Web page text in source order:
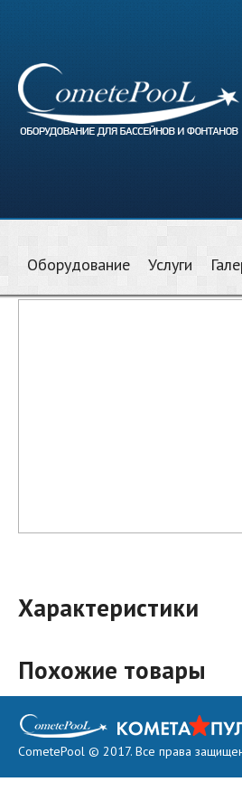
Оборудование Услуги
Характеристики
Похожие товары
CometePool © 2017. Все права